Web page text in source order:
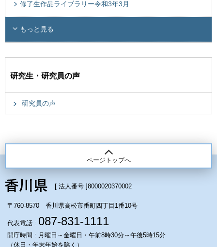
修了生作品ライブラリー令和3年3月
もっと見る
研究生・研究員の声
研究員の声
ページトップへ
[ 法人番号 ]8000020370002
〒760-8570 香川県高松市番町四丁目1番10号
代表電話 : 087-831-1111
開庁時間 : 月曜日～金曜日・午前8時30分～午後5時15分
（休日・年末年始を除く）